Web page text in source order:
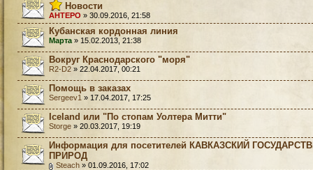
Новости
AHTEPO » 30.09.2016, 21:58
Кубанская кордонная линия
Марта » 15.02.2013, 21:38
Вокруг Краснодарского "моря"
R2-D2 » 22.04.2017, 00:21
Помощь в заказах
Sergeev1 » 17.04.2017, 17:25
Iceland или "По стопам Уолтера Митти"
Storge » 20.03.2017, 19:19
Информация для посетителей КАВКАЗСКИЙ
ПРИРОД
Steach » 01.09.2016, 17:02